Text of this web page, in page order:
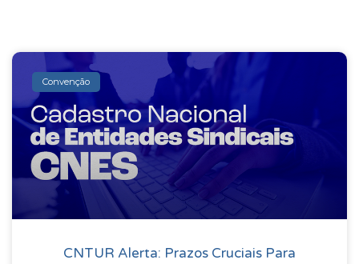
Convenção
CNTUR Alerta: Prazos Cruciais Para